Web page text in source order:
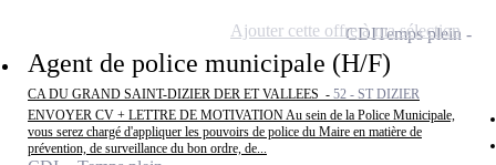
Agent de police municipale (H/F)
CA DU GRAND SAINT-DIZIER DER ET VALLEES - 52 - ST DIZIER
ENVOYER CV + LETTRE DE MOTIVATION Au sein de la Police Municipale,
vous serez chargé d'appliquer les pouvoirs de police du Maire en matière de
prévention, de surveillance du bon ordre, de...
CDITemps plein
Ajouter cette offre à ma sélection